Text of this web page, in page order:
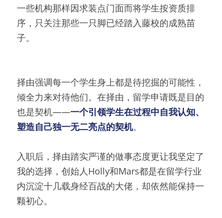
一些机构那样因求装点门面而将学生按资质排
序，只关注那些一只脚已经踏入藤校的成熟苗
子。
择由强调每一个学生身上都是待挖掘的可能性，
倾全力来对待他们。在择由，留学申请既是目的
也是契机——一个引领学生在过程中自我认知、
塑造自己独一无二亮点的契机。
入职后，择由踏实严谨的做事态度更让我坚定了
我的选择，创始人Holly和Mars都是在留学行业
内沉淀十几载身经百战的大佬，却依然能保持一
颗初心。